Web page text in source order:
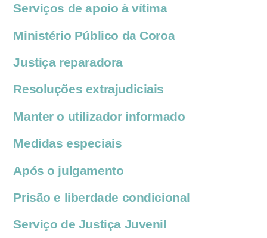
Serviços de apoio à vítima
Ministério Público da Coroa
Justiça reparadora
Resoluções extrajudiciais
Manter o utilizador informado
Medidas especiais
Após o julgamento
Prisão e liberdade condicional
Serviço de Justiça Juvenil